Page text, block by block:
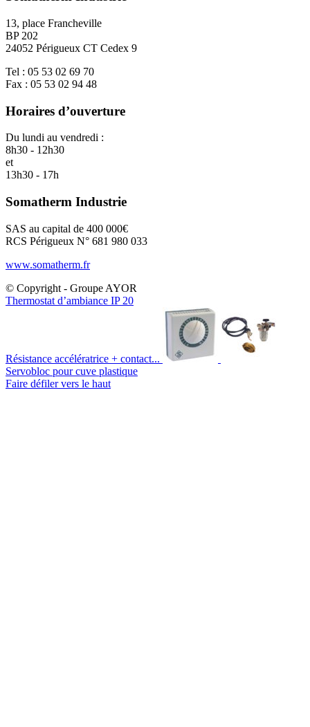
13, place Francheville
BP 202
24052 Périgueux CT Cedex 9
Tel : 05 53 02 69 70
Fax : 05 53 02 94 48
Horaires d’ouverture
Du lundi au vendredi :
8h30 - 12h30
et
13h30 - 17h
Somatherm Industrie
SAS au capital de 400 000€
RCS Périgueux N° 681 980 033
www.somatherm.fr
© Copyright - Groupe AYOR
Thermostat d’ambiance IP 20
Résistance accélératrice + contact...
Servobloc pour cuve plastique
Faire défiler vers le haut